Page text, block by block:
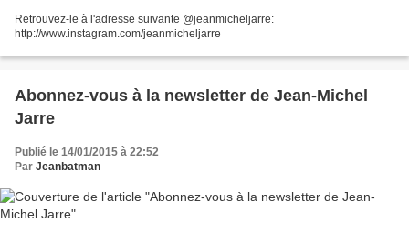
Retrouvez-le à l'adresse suivante @jeanmicheljarre:
http://www.instagram.com/jeanmicheljarre
Abonnez-vous à la newsletter de Jean-Michel
Jarre
Publié le 14/01/2015 à 22:52
Par Jeanbatman